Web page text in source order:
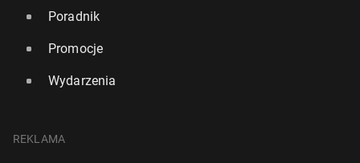
Poradnik
Promocje
Wydarzenia
REKLAMA